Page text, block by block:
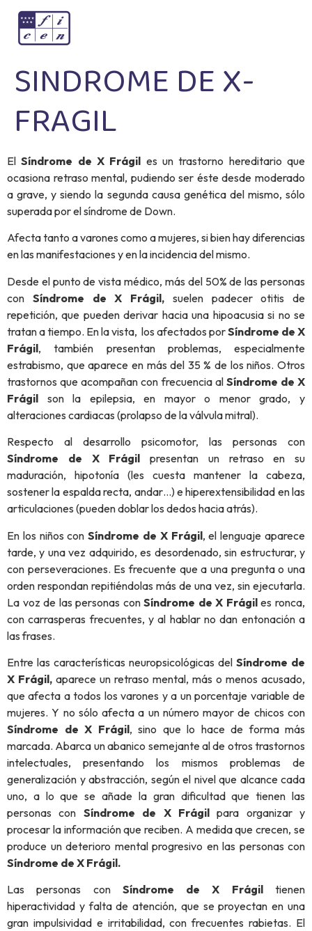
SINDROME DE X-
FRAGIL
ElSíndrome de X Frágil es un trastorno hereditario que
ocasiona retraso mental, pudiendo ser éste desde moderado
a grave, y siendo la segunda causa genética del mismo, sólo
superada por el síndrome de Down.
Afecta tanto a varones como a mujeres, si bien hay diferencias
en las manifestaciones y en la incidencia del mismo.
Desde el punto de vista médico, más del 50% de las personas
con Síndrome de X Frágil, suelen padecer otitis de
repetición, que pueden derivar hacia una hipoacusia si no se
tratan a tiempo. En la vista, los afectados porSíndrome de X
Frágil, también presentan problemas, especialmente
estrabismo, que aparece en más del 35 % de los niños. Otros
trastornos que acompañan con frecuencia al Síndrome de X
Frágil son la epilepsia, en mayor o menor grado, y
alteraciones cardiacas (prolapso de la válvula mitral).
Respecto al desarrollo psicomotor, las personas con
Síndrome de X Frágil presentan un retraso en su
maduración, hipotonía (les cuesta mantener la cabeza,
sostener la espalda recta, andar…) e hiperextensibilidad en las
articulaciones (pueden doblar los dedos hacia atrás).
En los niños conSíndrome de X Frágil, el lenguaje aparece
tarde, y una vez adquirido, es desordenado, sin estructurar, y
con perseveraciones. Es frecuente que a una pregunta o una
orden respondan repitiéndolas más de una vez, sin ejecutarla.
La voz de las personas conSíndrome de X Frágiles ronca,
con carrasperas frecuentes, y al hablar no dan entonación a
las frases.
Entre las características neuropsicológicas del Síndrome de
X Frágil, aparece un retraso mental, más o menos acusado,
que afecta a todos los varones y a un porcentaje variable de
mujeres. Y no sólo afecta a un número mayor de chicos con
Síndrome de X Frágil, sino que lo hace de forma más
marcada. Abarca un abanico semejante al de otros trastornos
intelectuales, presentando los mismos problemas de
generalización y abstracción, según el nivel que alcance cada
uno, a lo que se añade la gran dificultad que tienen las
personas con Síndrome de X Frágilpara organizar y
procesar la información que reciben. A medida que crecen, se
produce un deterioro mental progresivo en las personas con
Síndrome de X Frágil.
Las personas con Síndrome de X Frágiltienen
hiperactividad y falta de atención, que se proyectan en una
gran impulsividad e irritabilidad, con frecuentes rabietas. El